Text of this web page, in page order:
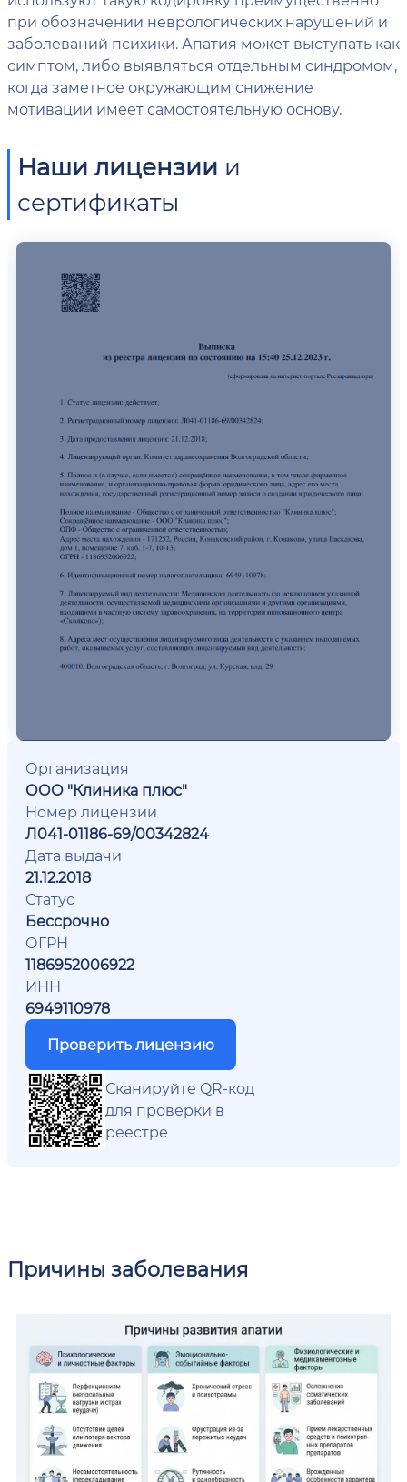
при обозначении неврологических нарушений и
заболеваний психики. Апатия может выступать как
симптом, либо выявляться отдельным синдромом,
когда заметное окружающим снижение
мотивации имеет самостоятельную основу.
Наши лицензии и
сертификаты
Организация
ООО "Клиника плюс"
Номер лицензии
Л041-01186-69/00342824
Дата выдачи
21.12.2018
Статус
Бессрочно
ОГРН
1186952006922
ИНН
6949110978
Проверить лицензию
Сканируйте QR-код
для проверки в
реестре
Причины заболевания